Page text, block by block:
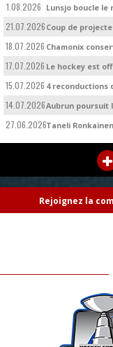
1.08.2026 Lunsjo boucle le
21.07.2026 Coup de
18.07.2026 Chamonix
17.07.2026 Le hockey est
15.07.2026 4 reconductions
14.07.2026Aubrun poursuit
27.06.2026Taneli
Rejoignez la